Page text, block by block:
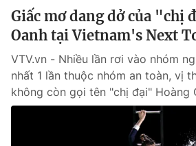
Ðiện thoại Thời báo VTV:
024.66 897 897
toasoan@vtv.vn
Liên hệ quảng cáo:
Giấc mơ dang dở của "chị
Oanh tại Vietnam's Next
VTV.vn - Nhiều lần rơi vào nhóm
nhất 1 lần thuộc nhóm an toàn, vị
không còn gọi tên "chị đại" Hoàng